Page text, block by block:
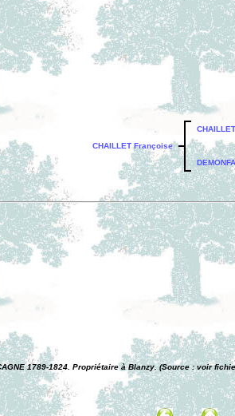
CHAILLET Françoise
1789-1824. Propriétaire à Blanzy. (Source : voir